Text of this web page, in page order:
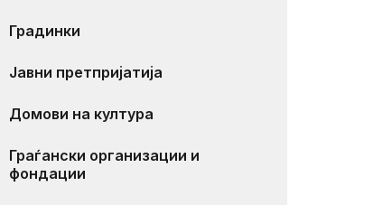
Градинки
Јавни претпријатија
Домови на култура
Граѓански организации и
фондации